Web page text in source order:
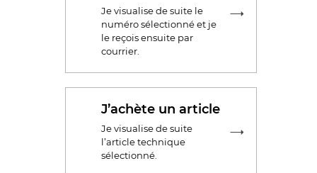
Je visualise de suite le
numéro sélectionné et je
le reçois ensuite par
courrier.
J’achète un article
Je visualise de suite
l’article technique
sélectionné.